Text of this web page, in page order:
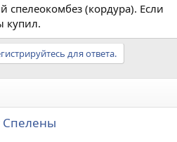
спелеокомбез (кордура). Если
купил.
для ответа.
Спелены